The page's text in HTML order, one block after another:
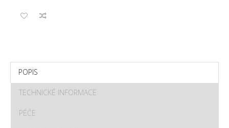
POPIS
TECHNICKÉ INFORMACE
PÉČE